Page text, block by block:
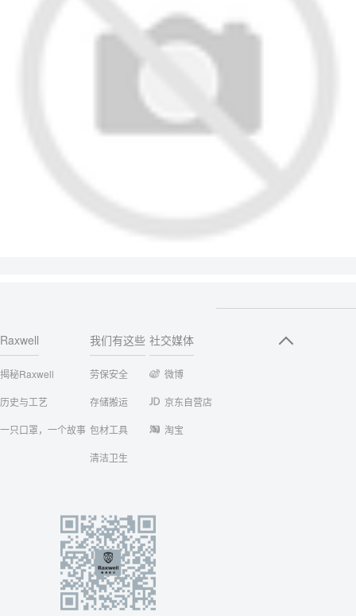
Raxwell
揭秘Raxwell
历史与工艺
一只口罩，一个故事
我们有这些
劳保安全
存储搬运
包材工具
清洁卫生
社交媒体
微博
京东自营店
淘宝